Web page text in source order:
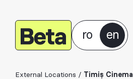
ro en
External Locations / Timiș Cinema